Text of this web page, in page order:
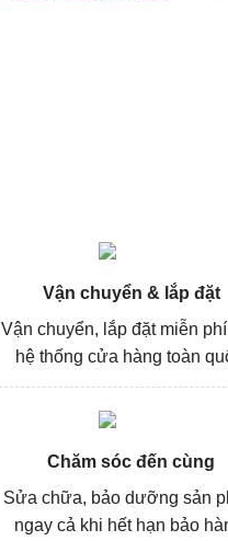
Vận chuyển & lắp đặt
Vận chuyển, lắp đặt miễn
hệ thống cửa hàng toàn
Chăm sóc đến cùng
Sửa chữa, bảo dưỡng sản
ngay cả khi hết hạn bảo